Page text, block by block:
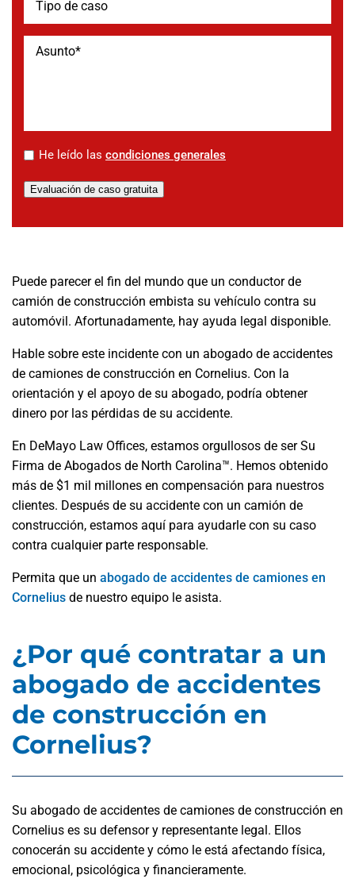
* He leído las condiciones generales
Evaluación de caso gratuita
Puede parecer el fin del mundo que un conductor de
camión de construcción embista su vehículo contra su
automóvil. Afortunadamente, hay ayuda legal disponible.
Hable sobre este incidente con un abogado de accidentes
de camiones de construcción en Cornelius. Con la
orientación y el apoyo de su abogado, podría obtener
dinero por las pérdidas de su accidente.
En DeMayo Law Offices, estamos orgullosos de ser Su
Firma de Abogados de North Carolina™. Hemos obtenido
más de $1 mil millones en compensación para nuestros
clientes. Después de su accidente con un camión de
construcción, estamos aquí para ayudarle con su caso
contra cualquier parte responsable.
Permita que un abogado de accidentes de camiones en
Cornelius de nuestro equipo le asista.
¿Por qué contratar a un
abogado de accidentes
de construcción en
Cornelius?
Su abogado de accidentes de camiones de construcción en
Cornelius es su defensor y representante legal. Ellos
conocerán su accidente y cómo le está afectando física,
emocional, psicológica y financieramente.